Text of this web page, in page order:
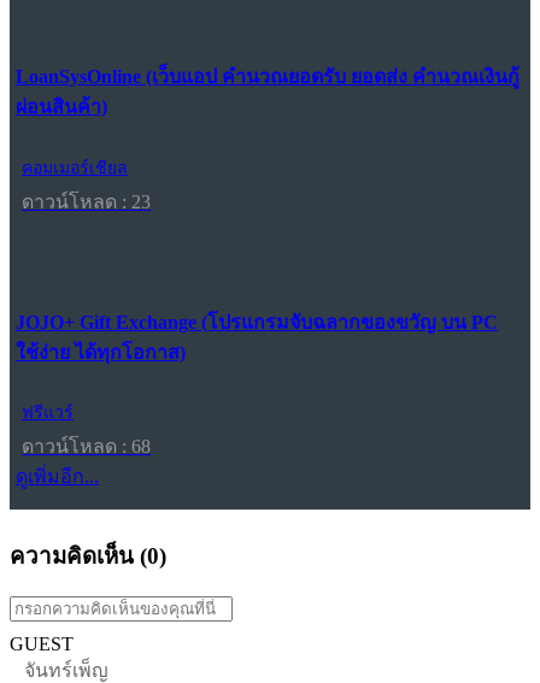
LoanSysOnline (เว็บแอป คำนวณยอดรับ ยอดส่ง คำนวณเงินกู้
ผ่อนสินค้า)
คอมเมอร์เชียล
ดาวน์โหลด : 23
JOJO+ Gift Exchange (โปรแกรมจับฉลากของขวัญ บน PC
ใช้ง่าย ได้ทุกโอกาส)
ฟรีแวร์
ดาวน์โหลด : 68
ดูเพิ่มอีก...
ความคิดเห็น (0)
GUEST
จันทร์เพ็ญ